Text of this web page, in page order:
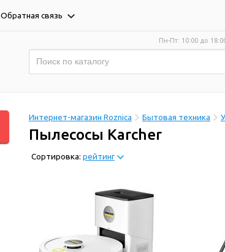
Обратная связь
Пн-Пт: 10:00 до
Интернет-магазин Roznica Бытовая техника
Пылесосы Karcher
Сортировка: рейтинг